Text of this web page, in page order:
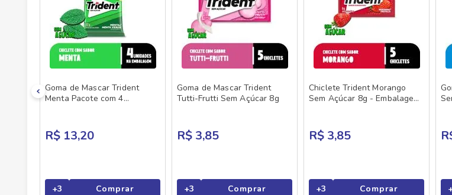
Goma de Mascar Trident
Menta Pacote com 4
R$ 13,20
+3 Comprar
Goma de Mascar Trident
Tutti-Frutti Sem Açúcar 8g
R$ 3,85
+3 Comprar
Chiclete Trident Morango
Sem Açúcar 8g - Embalagem
R$ 3,85
+3 Comprar